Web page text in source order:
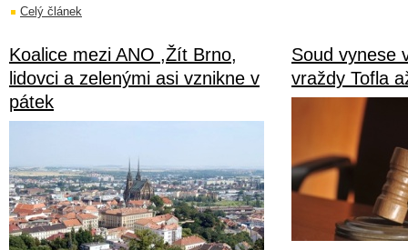
Celý článek
Koalice mezi ANO ,Žít Brno,
lidovci a zelenými asi vznikne v
pátek
Soud vynese
vraždy Tofla